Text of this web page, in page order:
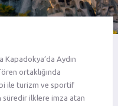
Kapadokya’da Aydın
ortaklığında
ile turizm ve sportif
süredir ilklere imza atan